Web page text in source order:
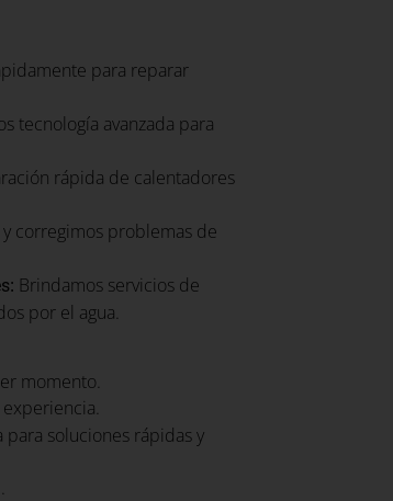
para reparar
tecnología avanzada para
rápida de calentadores
corregimos problemas de
: Brindamos servicios de
por el agua.
momento.
soluciones rápidas y